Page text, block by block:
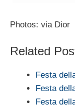
Photos: via Dior
Related
Festa
Festa
Festa